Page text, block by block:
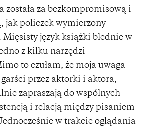
została za bezkompromisową i
jak policzek wymierzony
Mięsisty język książki blednie w
z kilku narzędzi
to czułam, że moja uwaga
przez aktorki i aktora,
zapraszają do wspólnych
i relacją między pisaniem
w trakcie oglądania